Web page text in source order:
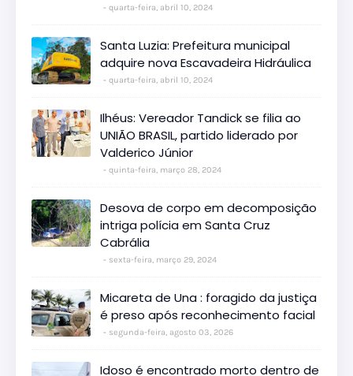
quarta-feira, abril 10, 2024
Santa Luzia: Prefeitura municipal
adquire nova Escavadeira Hidráulica
quarta-feira, abril 10, 2024
Ilhéus: Vereador Tandick se filia ao
UNIÃO BRASIL, partido liderado por
Valderico Júnior
quinta-feira, março 28, 2024
Desova de corpo em decomposição
intriga polícia em Santa Cruz
Cabrália
sexta-feira, março 29, 2024
Micareta de Una : foragido da justiça
é preso após reconhecimento facial
segunda-feira, agosto 03, 2026
Idoso é encontrado morto dentro de